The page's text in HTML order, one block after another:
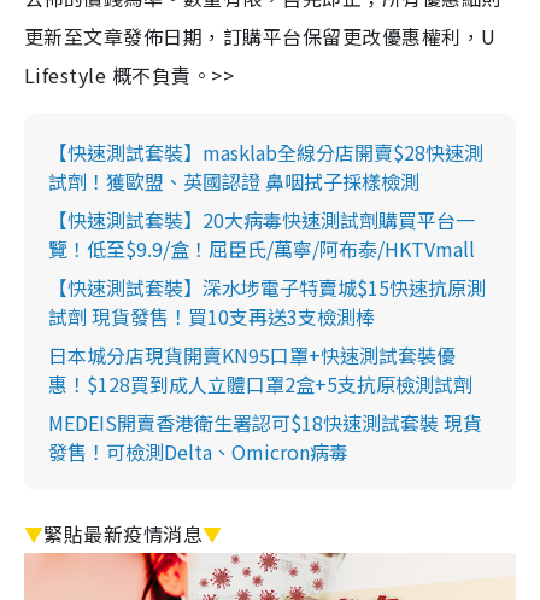
更新至文章發佈日期，訂購平台保留更改優惠權利，U
Lifestyle 概不負責。>>
【快速測試套裝】masklab全線分店開賣$28快速測
試劑！獲歐盟、英國認證 鼻咽拭子採樣檢測
【快速測試套裝】20大病毒快速測試劑購買平台一
覽！低至$9.9/盒！屈臣氏/萬寧/阿布泰/HKTVmall
【快速測試套裝】深水埗電子特賣城$15快速抗原測
試劑 現貨發售！買10支再送3支檢測棒
日本城分店現貨開賣KN95口罩+快速測試套裝優
惠！$128買到成人立體口罩2盒+5支抗原檢測試劑
MEDEIS開賣香港衛生署認可$18快速測試套裝 現貨
發售！可檢測Delta、Omicron病毒
▼緊貼最新疫情消息▼